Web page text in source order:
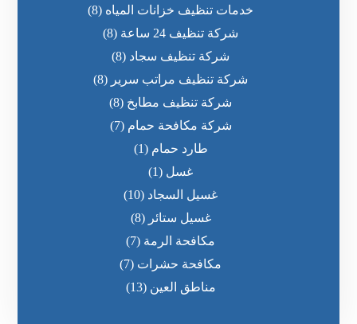
خدمات تنظيف خزانات المياه (8)
شركة تنظيف 24 ساعة
(8)
شركة تنظيف سجاد (8)
شركة تنظيف مراتب سرير (8)
شركة تنظيف مطابخ (8)
شركة مكافحة حمام (7)
طارد حمام (1)
غسل (1)
غسيل السجاد (10)
غسيل ستائر (8)
مكافحة الرمة (7)
مكافحة حشرات (7)
مناطق العين (13)